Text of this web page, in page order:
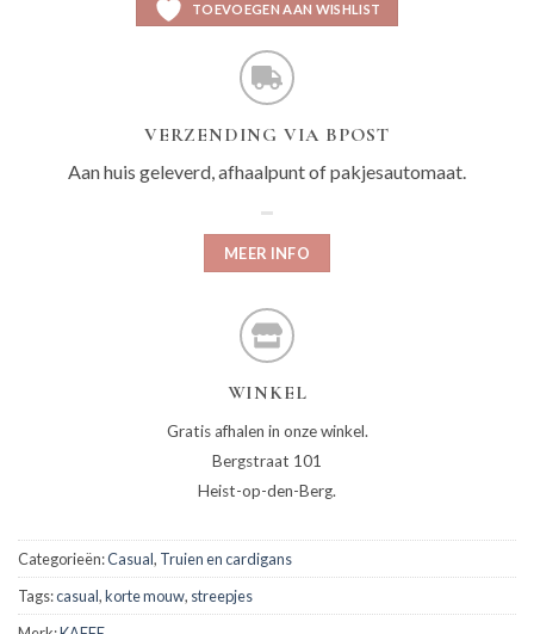
TOEVOEGEN AAN WISHLIST
VERZENDING VIA BPOST
Aan huis geleverd, afhaalpunt of pakjesautomaat.
MEER INFO
WINKEL
Gratis afhalen in onze winkel.
Bergstraat 101
Heist-op-den-Berg.
Categorieën:Casual, Truien en cardigans
Tags:casual,korte mouw, streepjes